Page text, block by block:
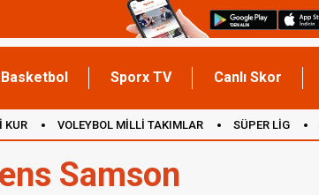
Basketbol Sporx TV Canlı Skor
KUR VOLEYBOL MİLLİ TAKIMLAR SÜPER LİG
Samson